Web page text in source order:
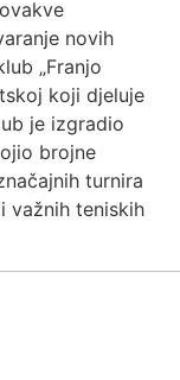
novih
„Franjo
koji djeluje
je izgradio
brojne
turnira
važnih teniskih